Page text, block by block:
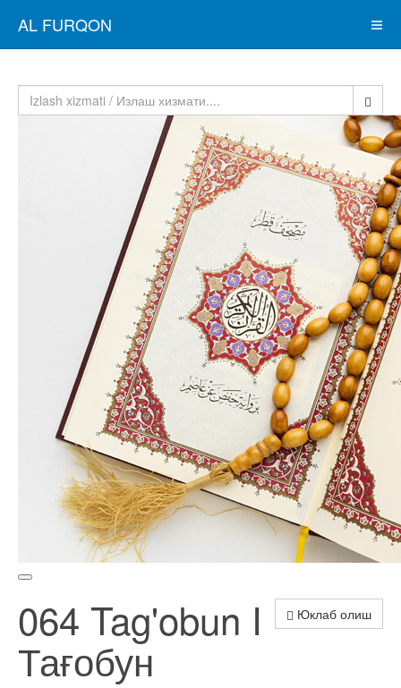
AL FURQON
Юклаб олиш
064 Tag'obun I
Тағобун